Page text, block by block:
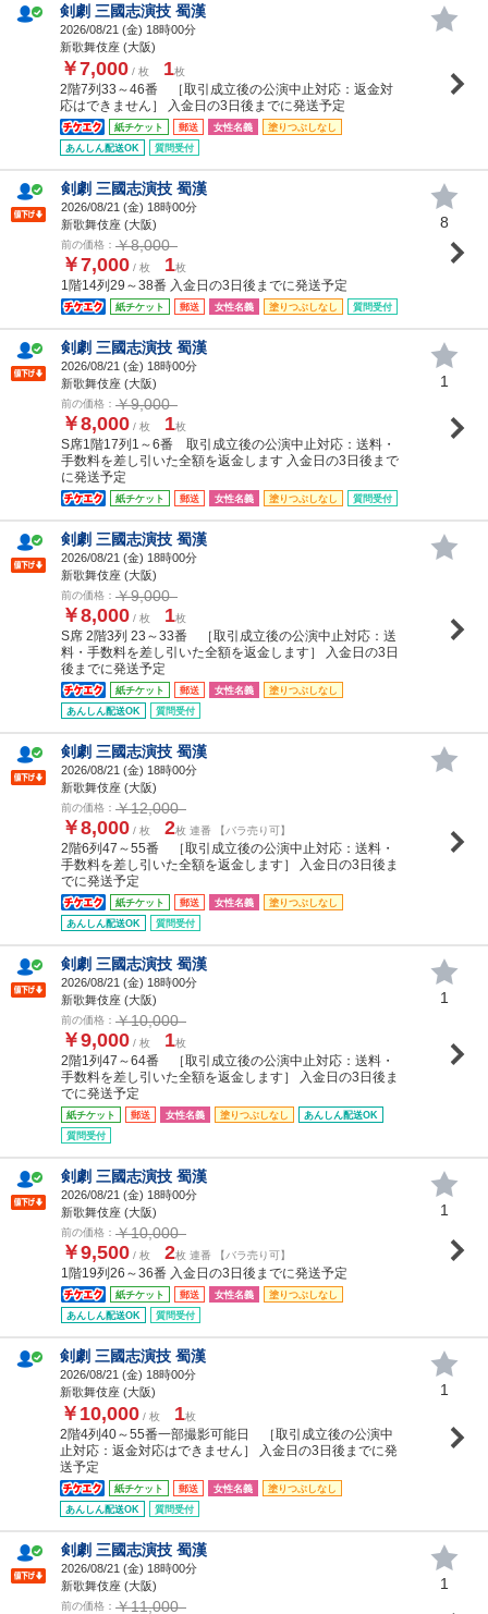
剣劇 三國志演技 蜀漢
2026/08/21 (金) 18時00分
新歌舞伎座 (大阪)
￥7,000 / 枚 1枚
2階7列33～46番 ［取引成立後の公演中止対応：返金対
応はできません］ 入金日の3日後までに発送予定
紙チケット 郵送 女性名義
塗りつぶしなし
あんしん配送OK
質問受付
剣劇 三國志演技 蜀漢
2026/08/21 (金) 18時00分
新歌舞伎座 (大阪)
前の価格： ￥8,000
￥7,000 / 枚 1枚
1階14列29～38番 入金日の3日後までに発送予定
紙チケット 郵送 女性名義 塗りつぶしなし 質問受付
8
剣劇 三國志演技 蜀漢
2026/08/21 (金) 18時00分
新歌舞伎座 (大阪)
前の価格： ￥9,000
￥8,000 / 枚 1枚
S席1階17列1～6番 取引成立後の公演中止対応：送料・
手数料を差し引いた全額を返金します 入金日の3日後まで
に発送予定
紙チケット 郵送 女性名義 塗りつぶしなし 質問受付
1
剣劇 三國志演技 蜀漢
2026/08/21 (金) 18時00分
新歌舞伎座 (大阪)
前の価格： ￥9,000
￥8,000 / 枚 1枚
S席 2階3列 23～33番 ［取引成立後の公演中止対応：送
料・手数料を差し引いた全額を返金します］ 入金日の3日
後までに発送予定
紙チケット 郵送 女性名義
塗りつぶしなし
あんしん配送OK
質問受付
剣劇 三國志演技 蜀漢
2026/08/21 (金) 18時00分
新歌舞伎座 (大阪)
前の価格： ￥12,000
￥8,000 / 枚 2枚 連番 【バラ売り可】
2階6列47～55番 ［取引成立後の公演中止対応：送料・
手数料を差し引いた全額を返金します］ 入金日の3日後ま
でに発送予定
紙チケット 郵送 女性名義
塗りつぶしなし
あんしん配送OK
質問受付
剣劇 三國志演技 蜀漢
2026/08/21 (金) 18時00分
新歌舞伎座 (大阪)
前の価格： ￥10,000
￥9,000 / 枚 1枚
2階1列47～64番 ［取引成立後の公演中止対応：送料・
手数料を差し引いた全額を返金します］ 入金日の3日後ま
でに発送予定
紙チケット 郵送 女性名義 塗りつぶしなし
あんしん配送OK
質問受付
1
剣劇 三國志演技 蜀漢
2026/08/21 (金) 18時00分
新歌舞伎座 (大阪)
前の価格： ￥10,000
￥9,500 / 枚 2枚 連番 【バラ売り可】
1階19列26～36番 入金日の3日後までに発送予定
紙チケット 郵送 女性名義
塗りつぶしなし
あんしん配送OK
質問受付
1
剣劇 三國志演技 蜀漢
2026/08/21 (金) 18時00分
新歌舞伎座 (大阪)
￥10,000 / 枚 1枚
2階4列40～55番一部撮影可能日 ［取引成立後の公演中
止対応：返金対応はできません］ 入金日の3日後までに発
送予定
紙チケット 郵送 女性名義
塗りつぶしなし
あんしん配送OK
質問受付
1
剣劇 三國志演技 蜀漢
2026/08/21 (金) 18時00分
新歌舞伎座 (大阪)
前の価格： ￥11,000
1